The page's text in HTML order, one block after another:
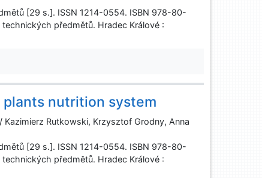
[29 s.]. ISSN 1214-0554. ISBN 978-80-
předmětů. Hradec Králové :
nutrition system
Rutkowski, Krzysztof Grodny, Anna
[29 s.]. ISSN 1214-0554. ISBN 978-80-
předmětů. Hradec Králové :